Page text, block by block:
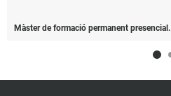
Màster de formació permanent presencial.